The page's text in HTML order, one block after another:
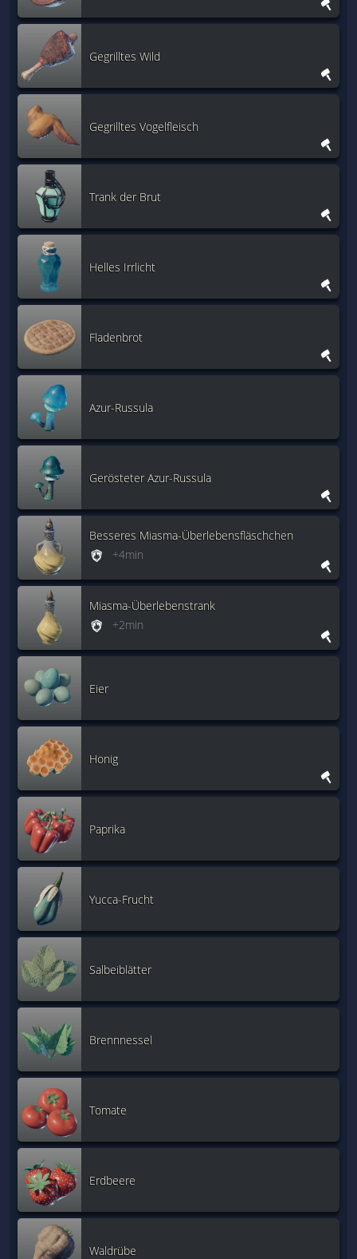
Gegrilltes Wild
Gegrilltes Vogelfleisch
Trank der Brut
Helles Irrlicht
Fladenbrot
Azur-Russula
Gerösteter Azur-Russula
Besseres Miasma-Überlebensfläschchen
+4min
Miasma-Überlebenstrank
+2min
Eier
Honig
Paprika
Yucca-Frucht
Salbeiblätter
Brennnessel
Tomate
Erdbeere
Waldrübe